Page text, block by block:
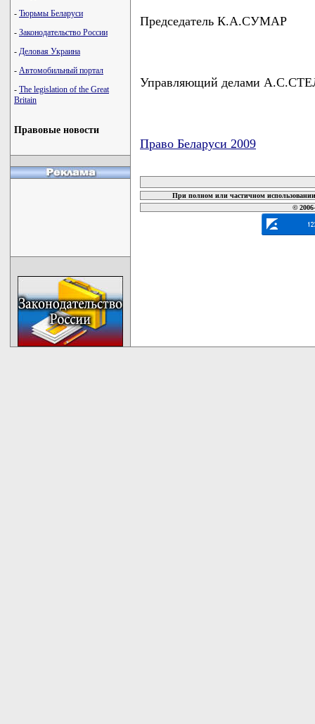
- Тюрьмы Беларуси
- Законодательство России
- Деловая Украина
- Автомобильный портал
- The legislation of the Great
Britain
Правовые новости
Председатель К.А.СУМАР
Управляющий делами
Право Беларуси 2009
При полном или частичном
©